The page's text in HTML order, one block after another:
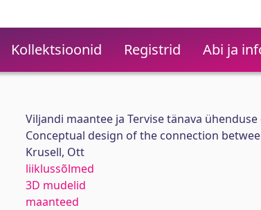
Kollektsioonid Registrid Abi ja
Viljandi maantee ja Tervise tänava
Conceptual design of the connection
Krusell, Ott
liiklussõlmed
3D mudelid
maanteed